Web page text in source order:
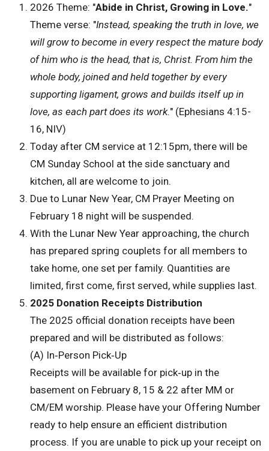
2026 Theme: "Abide in Christ, Growing in Love."
Theme verse: "Instead, speaking the truth in love, we
will grow to become in every respect the mature body
of him who is the head, that is, Christ. From him the
whole body, joined and held together by every
supporting ligament, grows and builds itself up in
love, as each part does its work." (Ephesians 4:15-
16, NIV)
Today after CM service at 12:15pm, there will be
CM Sunday School at the side sanctuary and
kitchen, all are welcome to join.
Due to Lunar New Year, CM Prayer Meeting on
February 18 night will be suspended.
With the Lunar New Year approaching, the church
has prepared spring couplets for all members to
take home, one set per family. Quantities are
limited, first come, first served, while supplies last.
2025 Donation Receipts Distribution
The 2025 official donation receipts have been
prepared and will be distributed as follows:
(A) In‑Person Pick‑Up
Receipts will be available for pick‑up in the
basement on February 8, 15 & 22 after MM or
CM/EM worship. Please have your Offering Number
ready to help ensure an efficient distribution
process. If you are unable to pick up your receipt on